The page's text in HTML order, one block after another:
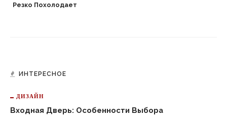
Резко Похолодает
ИНТЕРЕСНОЕ
ДИЗАЙН
Входная Дверь: Особенности Выбора